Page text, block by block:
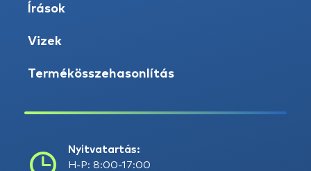
Írások
Vizek
Termékösszehasonlítás
Nyitvatartás:
H-P: 8:00-17:00